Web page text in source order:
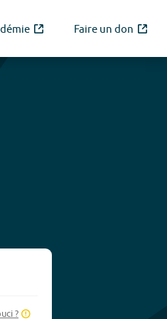
Faire un don
?